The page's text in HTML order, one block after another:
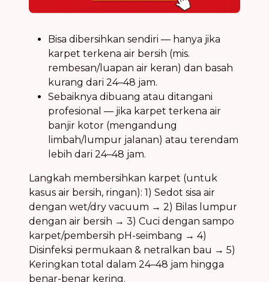
Bisa dibersihkan sendiri — hanya jika
karpet terkena air bersih (mis.
rembesan/luapan air keran) dan basah
kurang dari 24–48 jam.
Sebaiknya dibuang atau ditangani
profesional — jika karpet terkena air
banjir kotor (mengandung
limbah/lumpur jalanan) atau terendam
lebih dari 24–48 jam.
Langkah membersihkan karpet (untuk
kasus air bersih, ringan): 1) Sedot sisa air
dengan wet/dry vacuum → 2) Bilas lumpur
dengan air bersih → 3) Cuci dengan sampo
karpet/pembersih pH-seimbang → 4)
Disinfeksi permukaan & netralkan bau → 5)
Keringkan total dalam 24–48 jam hingga
benar-benar kering.